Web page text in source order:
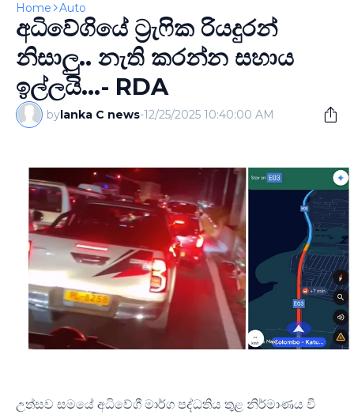
Home Auto
අධිවේගියේ ට‍්‍රැෆික රියදුරන්
නිසාලු.. නැති කරන්න සහාය
ඉල්ලයි...- RDA
bylanka C news-12/25/2025 10:40:00 AM
උත්සව සමයේ අධිවේගී මාර්ග පද්ධතිය තුළ නිර්මාණය වී